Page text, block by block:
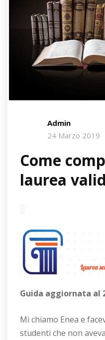
Admin
24 Marzo 2019
Come
laurea
Guida aggiornata al
Mi chiamo Enea e
studenti che non